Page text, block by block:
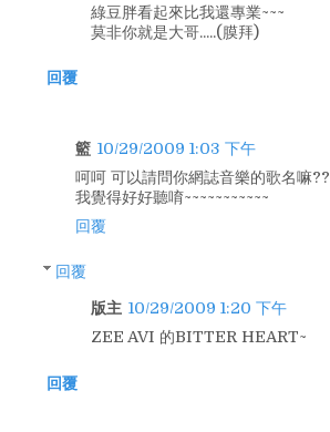
綠豆胖看起來比我還專業~~~
莫非你就是大哥.....(膜拜)
回覆
籃 10/29/2009 1:03 下午
呵呵 可以請問你網誌音樂的歌名嘛??
我覺得好好聽唷~~~~~~~~~~~
回覆
回覆
版主 10/29/2009 1:20 下午
ZEE AVI 的BITTER HEART~
回覆